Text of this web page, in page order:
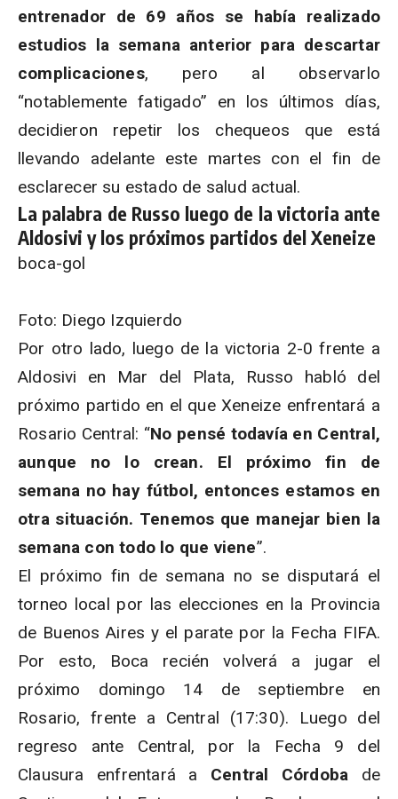
entrenador de 69 años se había realizado
estudios la semana anterior para descartar
complicaciones, pero al observarlo
“notablemente fatigado” en los últimos días,
decidieron repetir los chequeos que está
llevando adelante este martes con el fin de
esclarecer su estado de salud actual.
La palabra de Russo luego de la victoria ante
Aldosivi y los próximos partidos del Xeneize
boca-gol
Foto: Diego Izquierdo
Por otro lado, luego de la victoria 2-0 frente a
Aldosivi en Mar del Plata, Russo habló del
próximo partido en el que Xeneize enfrentará a
Rosario Central: “No pensé todavía en Central,
aunque no lo crean. El próximo fin de
semana no hay fútbol, entonces estamos en
otra situación. Tenemos que manejar bien la
semana con todo lo que viene”.
El próximo fin de semana no se disputará el
torneo local por las elecciones en la Provincia
de Buenos Aires y el parate por la Fecha FIFA.
Por esto, Boca recién volverá a jugar el
próximo domingo 14 de septiembre en
Rosario, frente a Central (17:30). Luego del
regreso ante Central, por la Fecha 9 del
Clausura enfrentará a Central Córdoba de